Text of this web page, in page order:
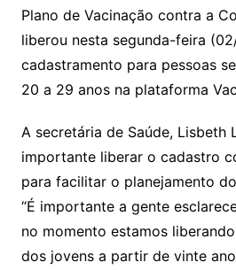
Plano de Vacinação contra a
liberou nesta segunda-feira
cadastramento para pessoas
20 a 29 anos na plataforma
A secretária de Saúde, Lisbeth
importante liberar o cadastro
para facilitar o planejamento
“É importante a gente
no momento estamos
dos jovens a partir de vinte